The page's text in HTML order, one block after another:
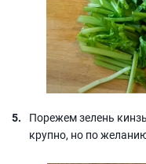
Порежем зелень
крупно, но по